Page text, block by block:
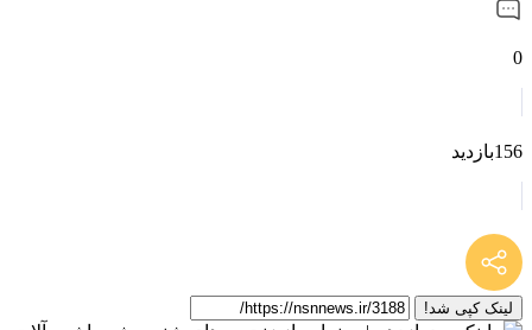
0
156بازدید
لینک کپی شد!